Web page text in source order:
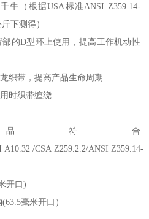
牛（根据USA标准ANSI Z359.14-
下测得）
的D型环上使用，提高工作机动性
织带，提高产品生命周期
时织带缠绕
符合
A10.32 /CSA Z259.2.2/ANSI Z359.14-
开口)
毫米开口）